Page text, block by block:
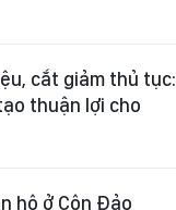
cắt giảm thủ tục:
thuận lợi cho
hô ở Côn Đảo